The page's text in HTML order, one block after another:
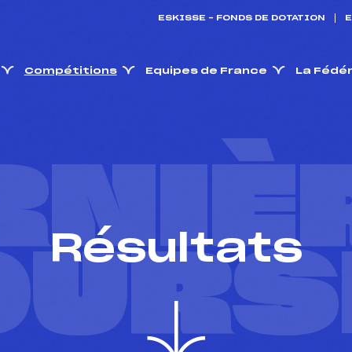
ESKISSE – FONDS DE DOTATION
Compétitions Equipes de France La
Résultats